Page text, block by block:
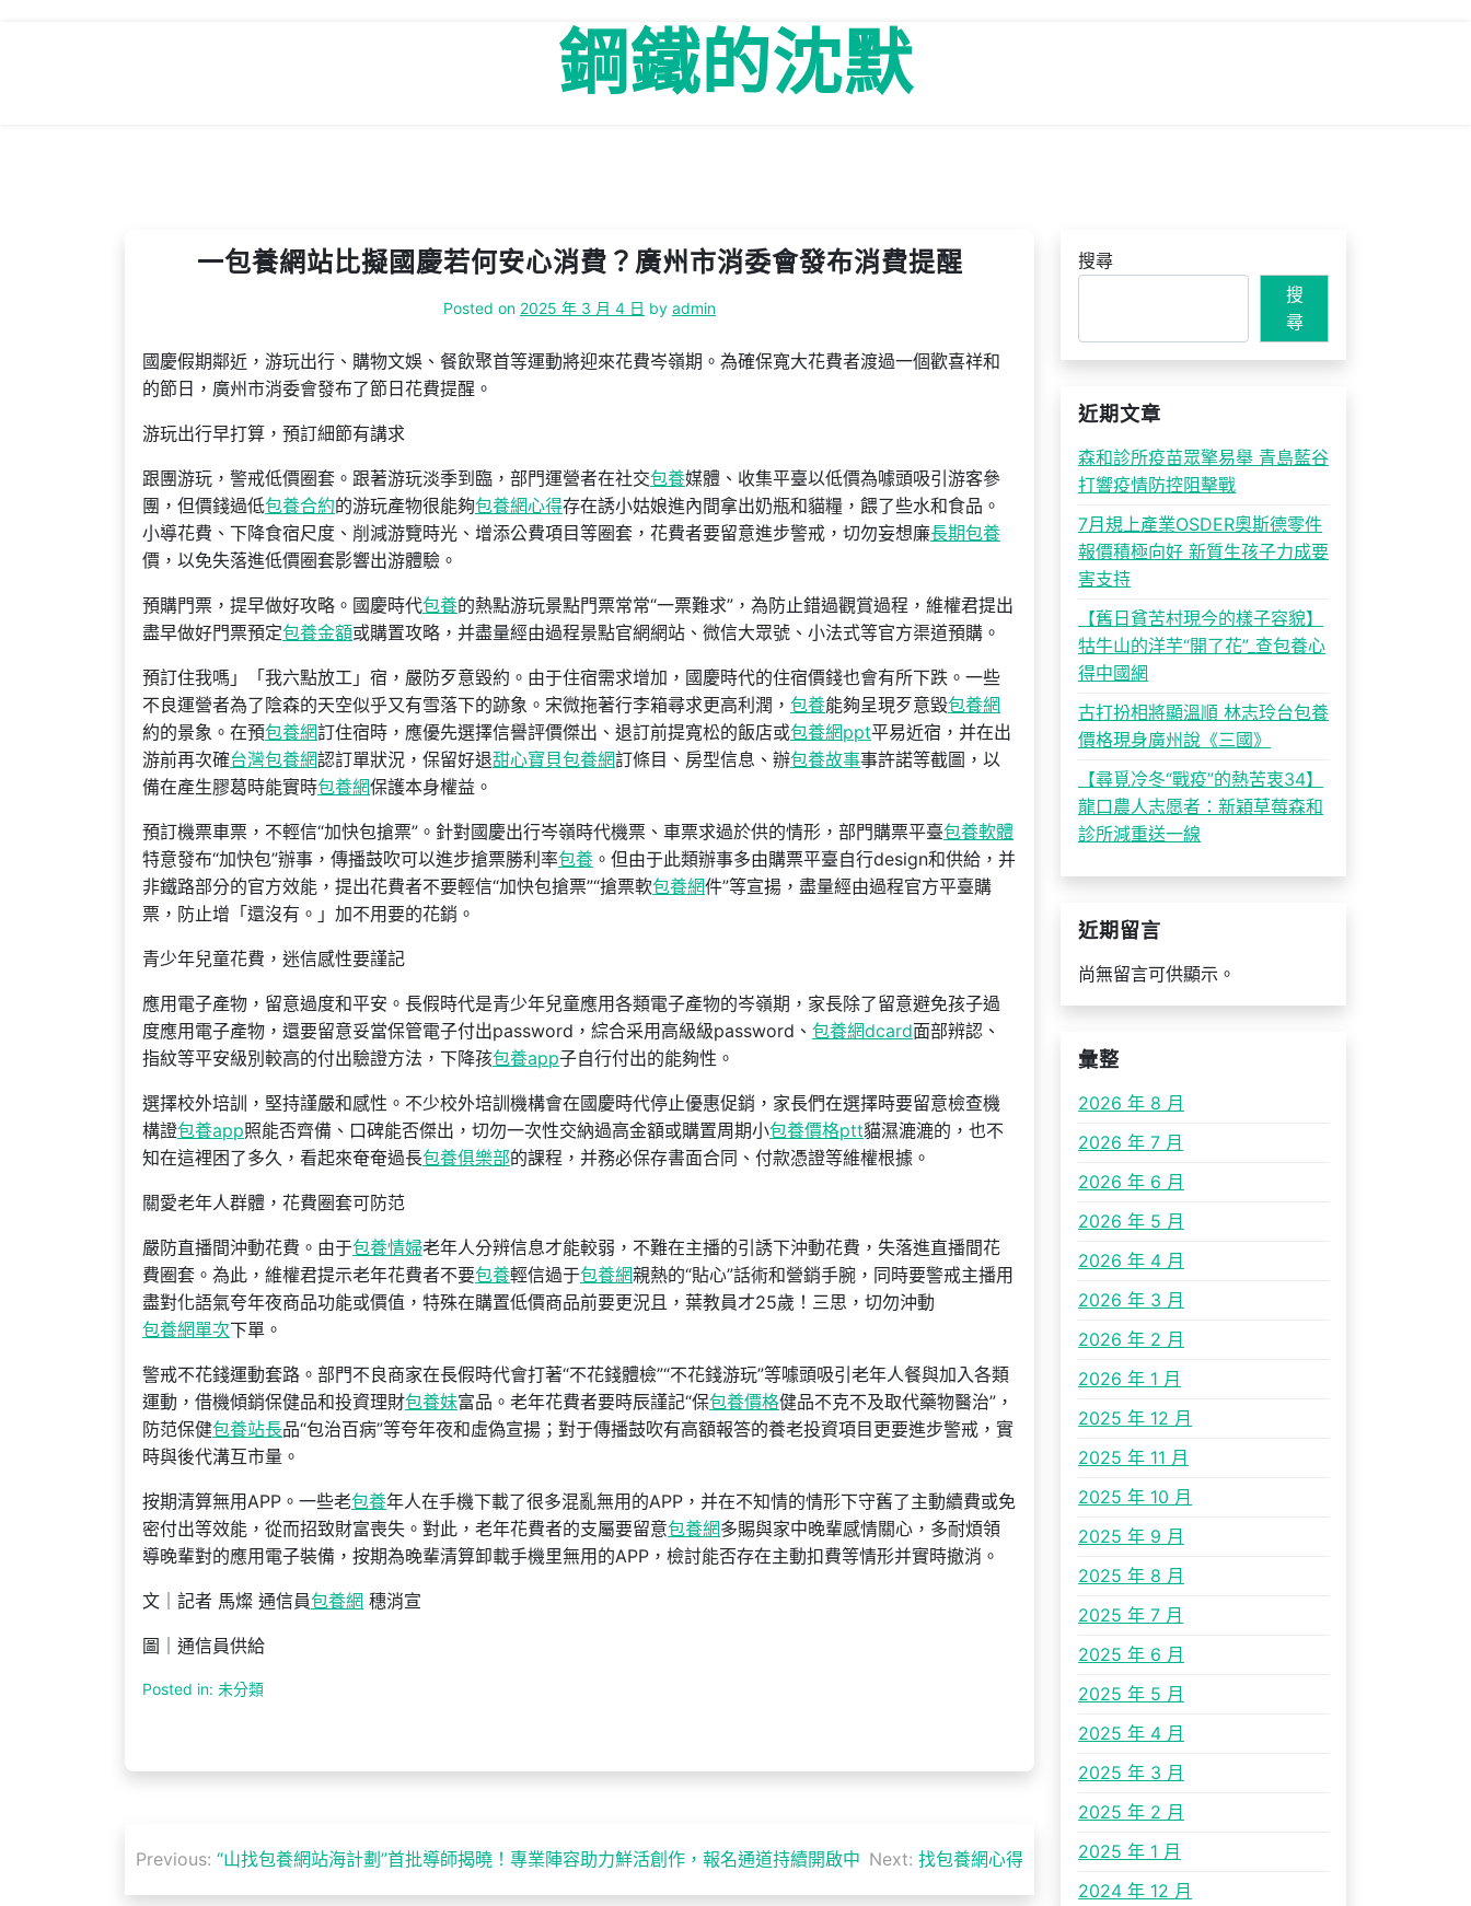
鋼鐵的沈默
一包養網站比擬國慶若何安心消費？廣州市消委會發布消費提醒
Posted on 2025 年 3 月 4 日 by admin
國慶假期鄰近，游玩出行、購物文娛、餐飲聚首等運動將迎來花費岑嶺期。為確保寬大花費者渡過一個歡喜祥和
的節日，廣州市消委會發布了節日花費提醒。
游玩出行早打算，預訂細節有講求
跟團游玩，警戒低價圈套。跟著游玩淡季到臨，部門運營者在社交包養媒體、收集平臺以低價為噱頭吸引游客參
團，但價錢過低包養合約的游玩產物很能夠包養網心得存在誘小姑娘進內間拿出奶瓶和貓糧，餵了些水和食品。
小導花費、下降食宿尺度、削減游覽時光、增添公費項目等圈套，花費者要留意進步警戒，切勿妄想廉長期包養
價，以免失落進低價圈套影響出游體驗。
預購門票，提早做好攻略。國慶時代包養的熱點游玩景點門票常常“一票難求”，為防止錯過觀賞過程，維權君提出
盡早做好門票預定包養金額或購置攻略，并盡量經由過程景點官網網站、微信大眾號、小法式等官方渠道預購。
預訂住我嗎」「我六點放工」宿，嚴防歹意毀約。由于住宿需求增加，國慶時代的住宿價錢也會有所下跌。一些
不良運營者為了陰森的天空似乎又有雪落下的跡象。宋微拖著行李箱尋求更高利潤， 包養能夠呈現歹意毀包養網
約的景象。在預包養網訂住宿時，應優先選擇信譽評價傑出、退訂前提寬松的飯店或包養網ppt平易近宿，并在出
游前再次確台灣包養網認訂單狀況，保留好退甜心寶貝包養網訂條目、房型信息、辦包養故事事許諾等截圖，以
備在產生膠葛時能實時包養網保護本身權益。
預訂機票車票，不輕信“加快包搶票”。針對國慶出行岑嶺時代機票、車票求過於供的情形，部門購票平臺包養軟體
特意發布“加快包”辦事，傳播鼓吹可以進步搶票勝利率包養 。但由于此類辦事多由購票平臺自行design和供給，并
非鐵路部分的官方效能，提出花費者不要輕信“加快包搶票”“搶票軟包養網件”等宣揚，盡量經由過程官方平臺購
票，防止增「還沒有。」加不用要的花銷。
青少年兒童花費，迷信感性要謹記
應用電子產物，留意過度和平安。長假時代是青少年兒童應用各類電子產物的岑嶺期，家長除了留意避免孩子過
度應用電子產物，還要留意妥當保管電子付出password，綜合采用高級級password、 包養網dcard面部辨認、
指紋等平安級別較高的付出驗證方法，下降孩包養app子自行付出的能夠性。
選擇校外培訓，堅持謹嚴和感性。不少校外培訓機構會在國慶時代停止優惠促銷，家長們在選擇時要留意檢查機
構證包養app照能否齊備、口碑能否傑出，切勿一次性交納過高金額或購置周期小包養價格ptt貓濕漉漉的，也不
知在這裡困了多久，看起來奄奄過長包養俱樂部的課程，并務必保存書面合同、付款憑證等維權根據。
關愛老年人群體，花費圈套可防范
嚴防直播間沖動花費。由于包養情婦老年人分辨信息才能較弱，不難在主播的引誘下沖動花費，失落進直播間花
費圈套。為此，維權君提示老年花費者不要包養輕信過于包養網親熱的“貼心”話術和營銷手腕，同時要警戒主播用
盡對化語氣夸年夜商品功能或價值，特殊在購置低價商品前要更況且，葉教員才25歲！三思，切勿沖動
包養網單次下單。
警戒不花錢運動套路。部門不良商家在長假時代會打著“不花錢體檢”“不花錢游玩”等噱頭吸引老年人餐與加入各類
運動，借機傾銷保健品和投資理財包養妹富品。老年花費者要時辰謹記“保包養價格健品不克不及取代藥物醫治”，
防范保健包養站長品“包治百病”等夸年夜和虛偽宣揚；對于傳播鼓吹有高額報答的養老投資項目更要進步警戒，實
時與後代溝互市量。
按期清算無用APP。一些老包養年人在手機下載了很多混亂無用的APP，并在不知情的情形下守舊了主動續費或免
密付出等效能，從而招致財富喪失。對此，老年花費者的支屬要留意包養網多賜與家中晚輩感情關心，多耐煩領
導晚輩對的應用電子裝備，按期為晚輩清算卸載手機里無用的APP，檢討能否存在主動扣費等情形并實時撤消。
文｜記者 馬燦 通信員包養網 穗消宣
圖｜通信員供給
Posted in: 未分類
文
章
Previous: “山找包養網站海計劃”首批導師揭曉！專業陣容助力鮮活創作，報名通道持續開啟中 Next: 找包養網心得
搜尋
搜
尋
近期文章
森和診所疫苗眾擎易舉 青島藍谷
打響疫情防控阻擊戰
7月規上產業OSDER奧斯德零件
報價積極向好 新質生孩子力成要
害支持
【舊日貧苦村現今的樣子容貌】
牯牛山的洋芋“開了花”_查包養心
得中國網
古打扮相將顯溫順 林志玲台包養
價格現身廣州說《三國》
【尋覓冷冬“戰疫”的熱苦衷34】
龍口農人志愿者：新穎草莓森和
診所減重送一線
近期留言
尚無留言可供顯示。
彙整
2026 年 8 月
2026 年 7 月
2026 年 6 月
2026 年 5 月
2026 年 4 月
2026 年 3 月
2026 年 2 月
2026 年 1 月
2025 年 12 月
2025 年 11 月
2025 年 10 月
2025 年 9 月
2025 年 8 月
2025 年 7 月
2025 年 6 月
2025 年 5 月
2025 年 4 月
2025 年 3 月
2025 年 2 月
2025 年 1 月
2024 年 12 月